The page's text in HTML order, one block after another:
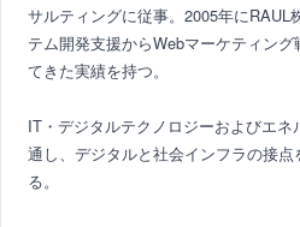
サルティングに従事。2005年にRAUL
テム開発支援からWebマーケティン
てきた実績を持つ。
IT・デジタルテクノロジーおよびエ
通し、デジタルと社会インフラの接
る。